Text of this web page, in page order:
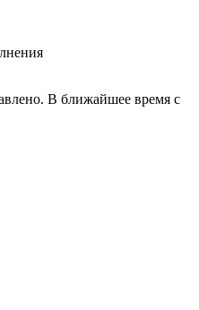
В ближайшее время с